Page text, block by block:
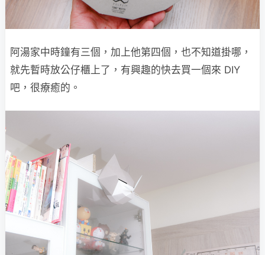
阿湯家中時鐘有三個，加上他第四個，也不知道掛哪，
就先暫時放公仔櫃上了，有興趣的快去買一個來 DIY
吧，很療癒的。